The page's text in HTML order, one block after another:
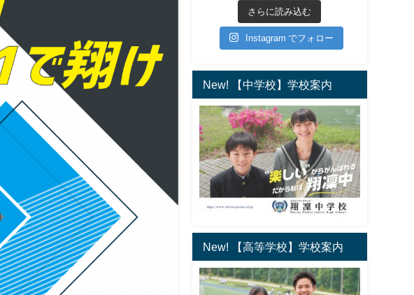
さらに読み込む
Instagram でフォロー
New! 【中学校】学校案内
New! 【高等学校】学校案内